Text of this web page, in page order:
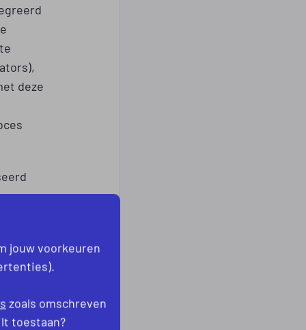
deze
het in
jouw voorkeuren
zoals omschreven
toestaan?